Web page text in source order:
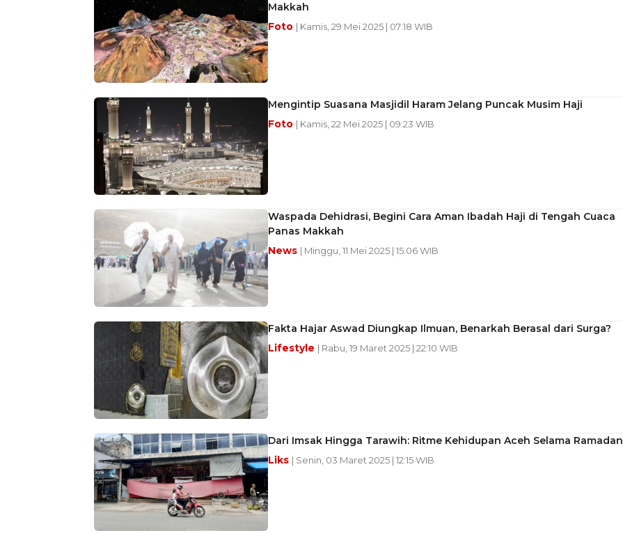
Makkah
Foto | Kamis, 29 Mei 2025 | 07:18 WIB
Mengintip Suasana Masjidil Haram Jelang Puncak Musim Haji
Foto | Kamis, 22 Mei 2025 | 09:23 WIB
Waspada Dehidrasi, Begini Cara Aman Ibadah Haji di Tengah Cuaca
Panas Makkah
News | Minggu, 11 Mei 2025 | 15:06 WIB
Fakta Hajar Aswad Diungkap Ilmuan, Benarkah Berasal dari Surga?
Lifestyle | Rabu, 19 Maret 2025 | 22:10 WIB
Dari Imsak Hingga Tarawih: Ritme Kehidupan Aceh Selama Ramadan
Liks | Senin, 03 Maret 2025 | 12:15 WIB